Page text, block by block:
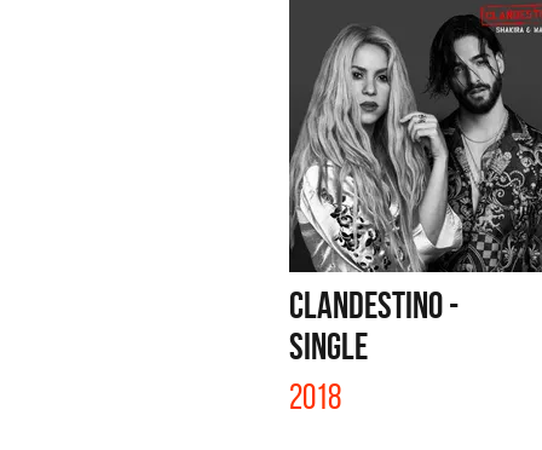
CLANDESTINO -
SINGLE
2018